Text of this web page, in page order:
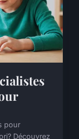
pour
Découvrez